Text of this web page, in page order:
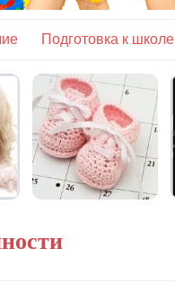
Подготовка к школе